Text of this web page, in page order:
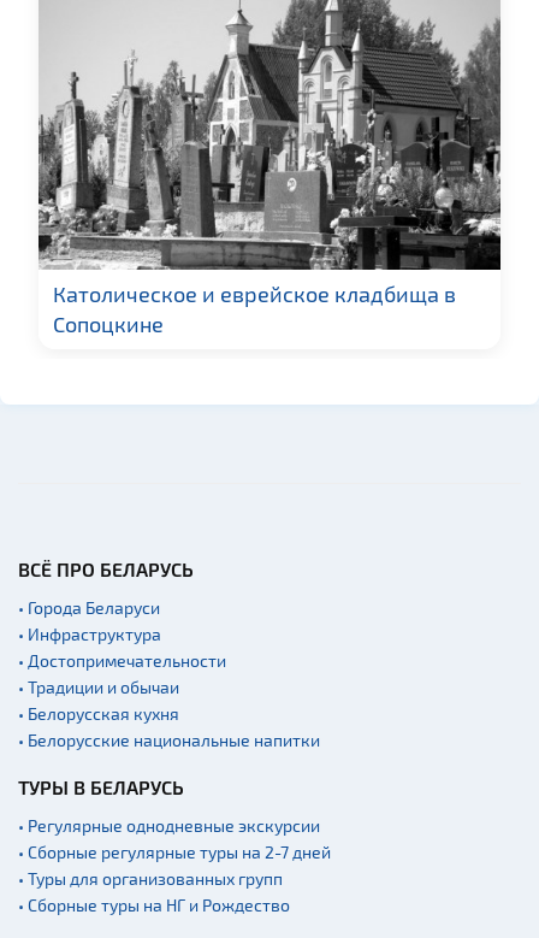
Католическое и еврейское кладбища в
Сопоцкине
ВСЁ ПРО БЕЛАРУСЬ
• Города Беларуси
• Инфраструктура
• Достопримечательности
• Традиции и обычаи
• Белорусская кухня
• Белорусские национальные напитки
ТУРЫ В БЕЛАРУСЬ
• Регулярные однодневные экскурсии
• Сборные регулярные туры на 2-7 дней
• Туры для организованных групп
• Сборные туры на НГ и Рождество